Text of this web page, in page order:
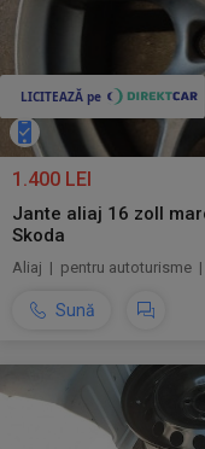
1.400 LEI
Jante aliaj 16 zoll
Skoda
Aliaj | pentru autoturisme
Sună